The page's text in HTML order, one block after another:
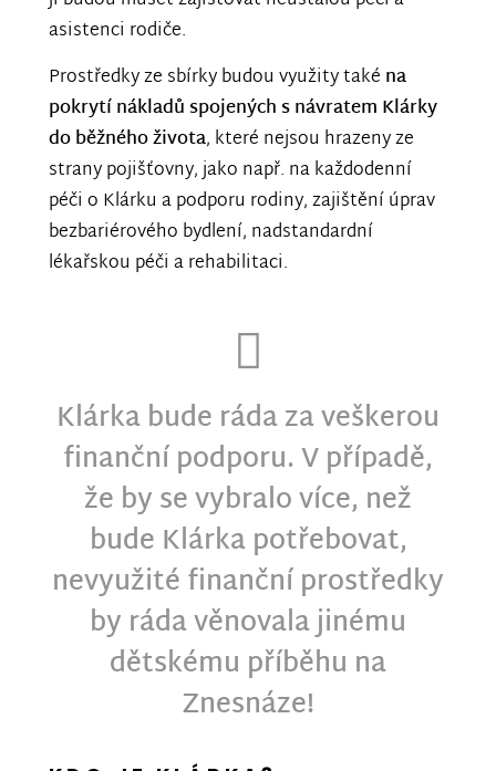
asistenci rodiče.
Prostředky ze sbírky budou využity také na
pokrytí nákladů spojených s návratem Klárky
do běžného života, které nejsou hrazeny ze
strany pojišťovny, jako např. na každodenní
péči o Klárku a podporu rodiny, zajištění úprav
bezbariérového bydlení, nadstandardní
lékařskou péči a rehabilitaci.
Klárka bude ráda za veškerou
finanční podporu. V případě,
že by se vybralo více, než
bude Klárka potřebovat,
nevyužité finanční prostředky
by ráda věnovala jinému
dětskému příběhu na
Znesnáze!